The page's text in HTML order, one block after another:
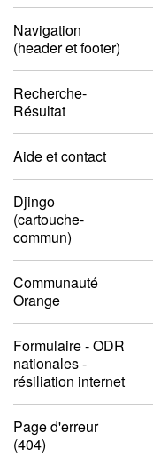
Navigation
(header et footer)
Recherche-
Résultat
Aide et contact
Djingo
(cartouche-
commun)
Communauté
Orange
Formulaire - ODR
nationales -
résiliation internet
Page d'erreur
(404)